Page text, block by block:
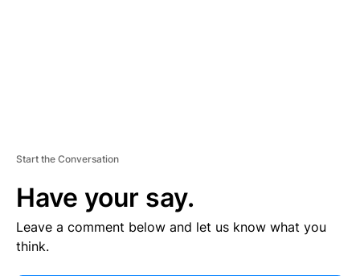
Start the Conversation
Have your say.
Leave a comment below and let us know what you
think.